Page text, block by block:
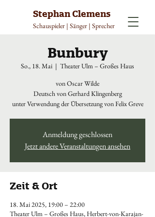
Stephan Clemens
Schauspieler | Sänger | Sprecher
Bunbury
So., 18. Mai
  |
Theater Ulm – Großes Haus
von Oscar Wilde
Deutsch von Gerhard Klingenberg
unter Verwendung der Übersetzung von Felix Greve
Anmeldung geschlossen
Jetzt andere Veranstaltungen ansehen
Zeit & Ort
18. Mai 2025, 19:00 – 22:00
Theater Ulm – Großes Haus, Herbert-von-Karajan-